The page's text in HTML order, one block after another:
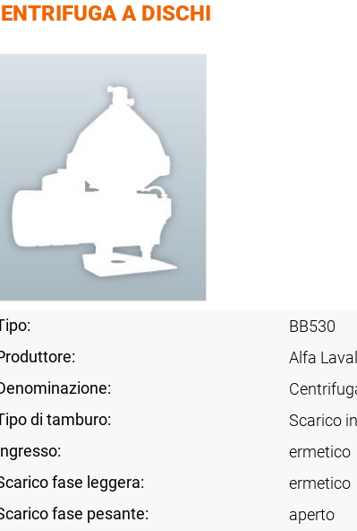
A DISCHI
BB530
Alfa Laval
di tamburo:
Scarico
ermetico
fase leggera:
ermetico
fase pesante:
aperto